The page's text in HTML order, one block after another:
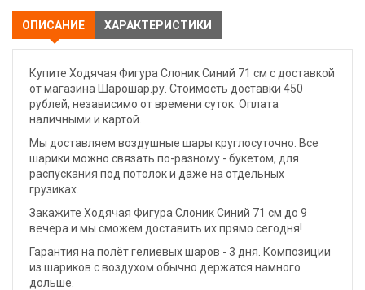
ОПИСАНИЕ ХАРАКТЕРИСТИКИ
Купите Ходячая Фигура Слоник Синий 71 см с доставкой
от магазина Шарошар.ру. Стоимость доставки 450
рублей, независимо от времени суток. Оплата
наличными и картой.
Мы доставляем воздушные шары круглосуточно. Все
шарики можно связать по-разному - букетом, для
распускания под потолок и даже на отдельных
грузиках.
Закажите Ходячая Фигура Слоник Синий 71 см до 9
вечера и мы сможем доставить их прямо сегодня!
Гарантия на полёт гелиевых шаров - 3 дня. Композиции
из шариков с воздухом обычно держатся намного
дольше.